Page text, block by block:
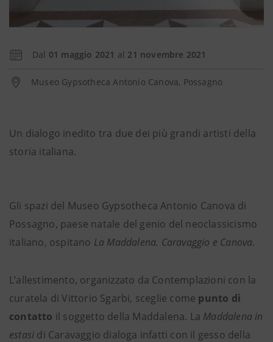
Dal 01 maggio 2021 al 21 novembre 2021
Museo Gypsotheca Antonio Canova, Possagno
Un dialogo inedito tra due dei più grandi artisti della
storia italiana.
Gli spazi del Museo Gypsotheca Antonio Canova di
Possagno, paese natale del genio del neoclassicismo
italiano, ospitano La Maddalena. Caravaggio e Canova.
L’allestimento, organizzato da Contemplazioni con la
curatela di Vittorio Sgarbi, sceglie come punto di
contatto il soggetto della Maddalena. La Maddalena in
estasi di Caravaggio dialoga infatti con il gesso della